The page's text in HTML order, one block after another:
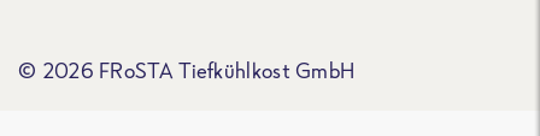
© 2026 FRoSTA Tiefkühlkost GmbH